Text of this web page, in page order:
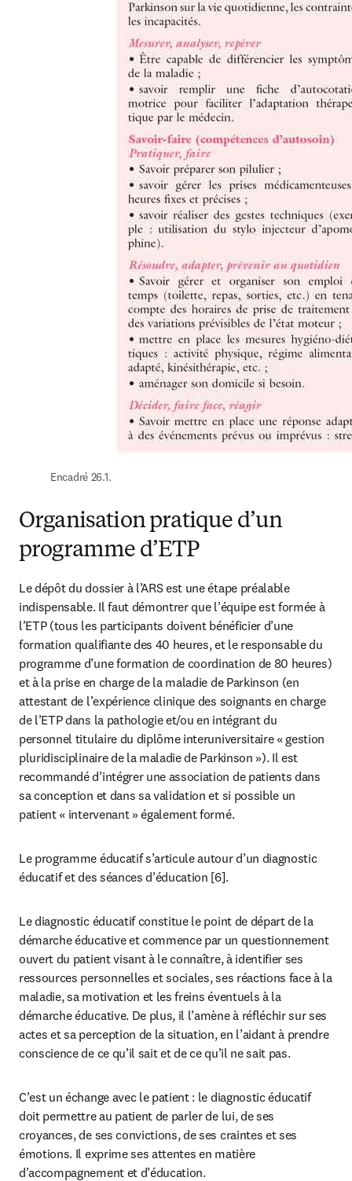
Encadré 26.1.
Organisation pratique d’un
programme d’ETP
Le dépôt du dossier à l’ARS est une étape préalable
indispensable. Il faut démontrer que l’équipe est formée à
l’ETP (tous les participants doivent bénéficier d’une
formation qualifiante des 40 heures, et le responsable du
programme d’une formation de coordination de 80 heures)
et à la prise en charge de la maladie de Parkinson (en
attestant de l’expérience clinique des soignants en charge
de l’ETP dans la pathologie et/ou en intégrant du
personnel titulaire du diplôme interuniversitaire « gestion
pluridisciplinaire de la maladie de Parkinson »). Il est
recommandé d’intégrer une association de patients dans
sa conception et dans sa validation et si possible un
patient « intervenant » également formé.
Le programme éducatif s’articule autour d’un diagnostic
éducatif et des séances d’éducation [6].
Le diagnostic éducatif constitue le point de départ de la
démarche éducative et commence par un questionnement
ouvert du patient visant à le connaître, à identifier ses
ressources personnelles et sociales, ses réactions face à la
maladie, sa motivation et les freins éventuels à la
démarche éducative. De plus, il l’amène à réfléchir sur ses
actes et sa perception de la situation, en l’aidant à prendre
conscience de ce qu’il sait et de ce qu’il ne sait pas.
C’est un échange avec le patient : le diagnostic éducatif
doit permettre au patient de parler de lui, de ses
croyances, de ses convictions, de ses craintes et ses
émotions. Il exprime ses attentes en matière
d’accompagnement et d’éducation.